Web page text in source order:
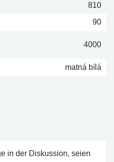
810
90
4000
matná bílá
in der Diskussion, seien